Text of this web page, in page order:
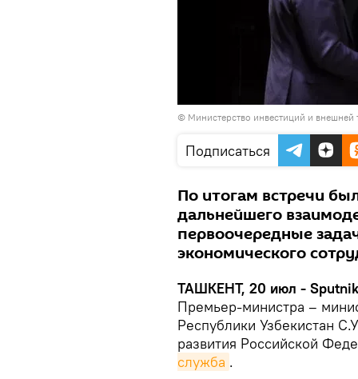
© Министерство инвестиций и внешней
Подписаться
По итогам встречи
дальнейшего
первоочередные
экономического
ТАШКЕНТ, 20 июл -
Премьер-министра –
Республики Узбекистан
развития Российской
служба .